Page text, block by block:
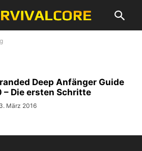
Deep Anfänger Guide
– Die ersten Schritte
März 2016